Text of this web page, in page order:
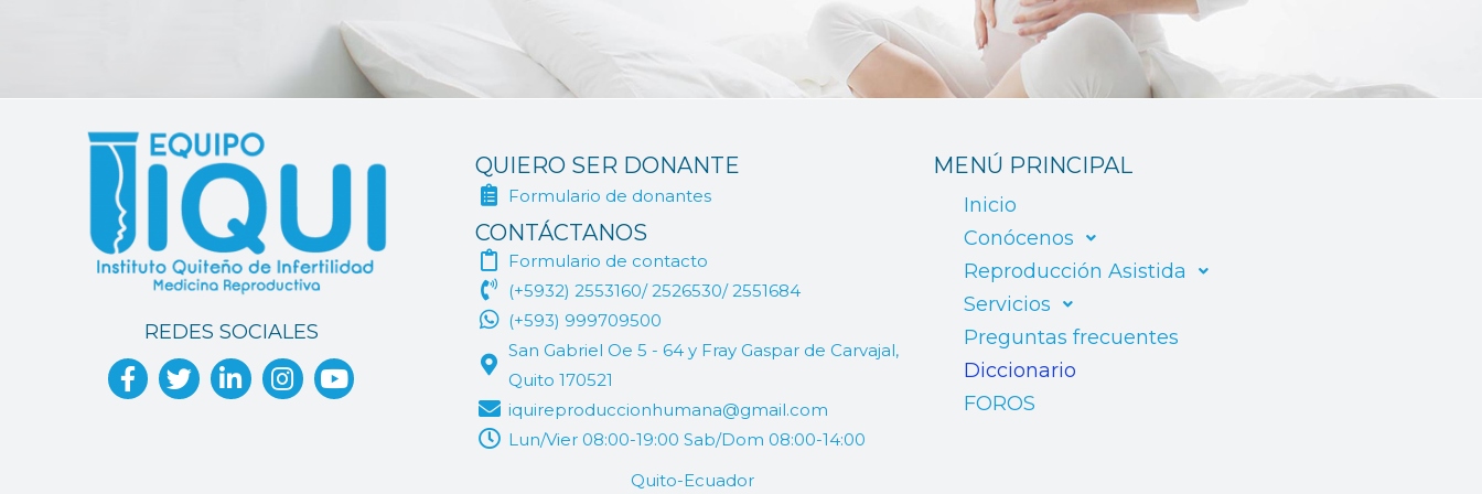
REDES SOCIALES
QUIERO SER DONANTE
Formulario de donantes
CONTÁCTANOS
Formulario de contacto
(+5932) 2553160/ 2526530/ 2551684
(+593) 999709500
San Gabriel Oe 5 - 64 y Fray Gaspar de Carvajal,
Quito 170521
iquireproduccionhumana@gmail.com
Lun/Vier 08:00-19:00 Sab/Dom 08:00-14:00
Quito-Ecuador
MENÚ PRINCIPAL
Inicio
Conócenos
Reproducción Asistida
Servicios
Preguntas frecuentes
Diccionario
FOROS